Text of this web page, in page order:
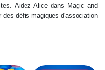
Aidez Alice dans Magic and
défis magiques d'association